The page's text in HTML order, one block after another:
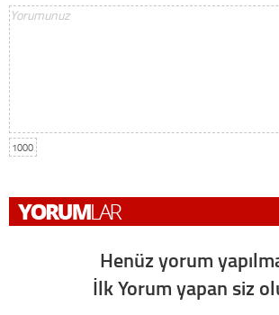
1000
Henüz yorum
İlk Yorum yapan siz